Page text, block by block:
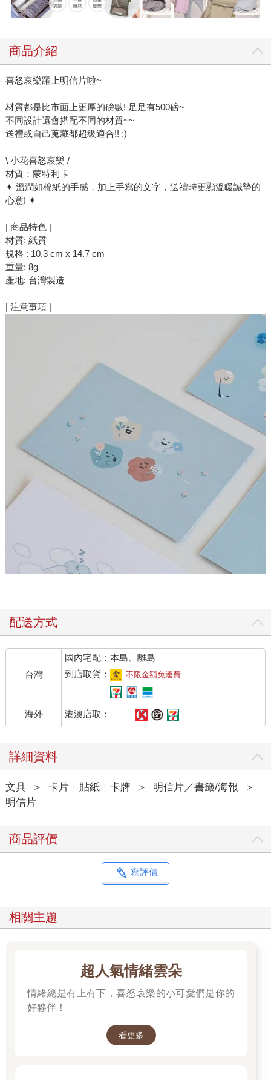
商品介紹
喜怒哀樂躍上明信片啦~
材質都是比市面上更厚的磅數! 足足有500磅~
不同設計還會搭配不同的材質~~
送禮或自己蒐藏都超級適合!! :)
\ 小花喜怒哀樂 /
材質：蒙特利卡
✦ 溫潤如棉紙的手感，加上手寫的文字，送禮時更顯溫暖誠摯的
心意! ✦
| 商品特色 |
材質: 紙質
規格 : 10.3 cm x 14.7 cm
重量: 8g
產地: 台灣製造
| 注意事項 |
配送方式
台灣
國內宅配：本島、離島
到店取貨：
不限金額免運費
海外 港澳店取：
詳細資料
文具 ＞ 卡片｜貼紙｜卡牌 ＞ 明信片／書籤/海報
＞
明信片
商品評價
寫評價
相關主題
超人氣情緒雲朵
情緒總是有上有下，喜怒哀樂的小可愛們是你的
好夥伴！
看更多